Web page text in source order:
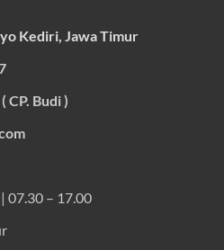
Kediri, Jawa Timur
CP. Budi )
07.30 – 17.00